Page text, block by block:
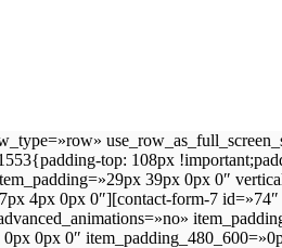
top: 108px
39px 0px 0″
4px 0px 0″][contact-form-7
0px 0″